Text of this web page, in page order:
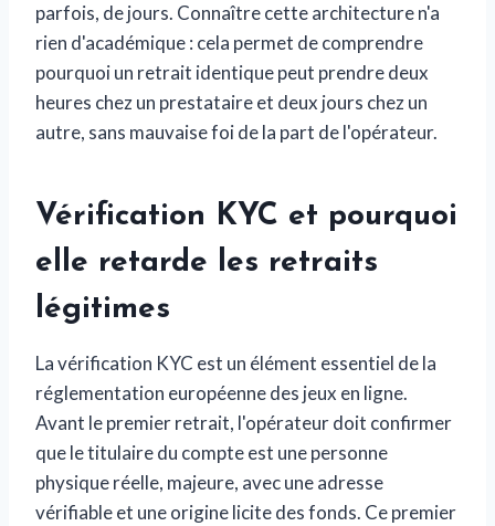
parfois, de jours. Connaître cette architecture n'a
rien d'académique : cela permet de comprendre
pourquoi un retrait identique peut prendre deux
heures chez un prestataire et deux jours chez un
autre, sans mauvaise foi de la part de l'opérateur.
Vérification KYC et pourquoi
elle retarde les retraits
légitimes
La vérification KYC est un élément essentiel de la
réglementation européenne des jeux en ligne.
Avant le premier retrait, l'opérateur doit confirmer
que le titulaire du compte est une personne
physique réelle, majeure, avec une adresse
vérifiable et une origine licite des fonds. Ce premier